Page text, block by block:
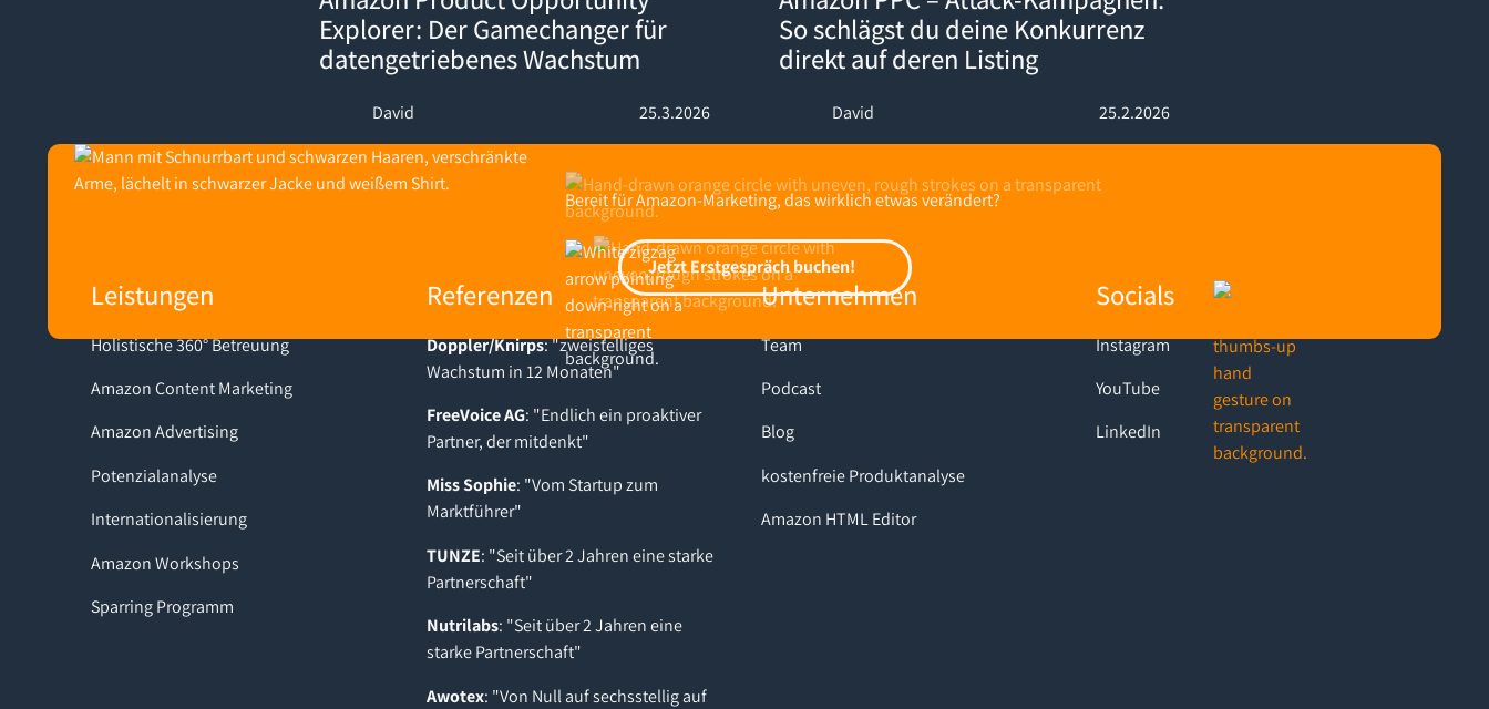
Explorer: Der Gamechanger für
datengetriebenes Wachstum
David 25.3.2026
So schlägst du deine Konkurrenz
direkt auf deren Listing
David 25.2.2026
Bereit für Amazon-Marketing, das wirklich etwas verändert?
Jetzt Erstgespräch buchen!
Jetzt Erstgespräch buchen!
Leistungen
Holistische 360° Betreuung
Amazon Content Marketing
Amazon Advertising
Potenzialanalyse
Internationalisierung
Amazon Workshops
Sparring Programm
Referenzen
Doppler/Knirps: "zweistelliges
Wachstum in 12 Monaten"
FreeVoice AG: "Endlich ein proaktiver
Partner, der mitdenkt"
Miss Sophie: "Vom Startup zum
Marktführer"
TUNZE: "Seit über 2 Jahren eine starke
Partnerschaft"
Nutrilabs: "Seit über 2 Jahren eine
starke Partnerschaft"
Awotex: "Von Null auf sechsstellig auf
Unternehmen
Team
Podcast
Blog
kostenfreie Produktanalyse
Amazon HTML Editor
Socials
Instagram
YouTube
LinkedIn